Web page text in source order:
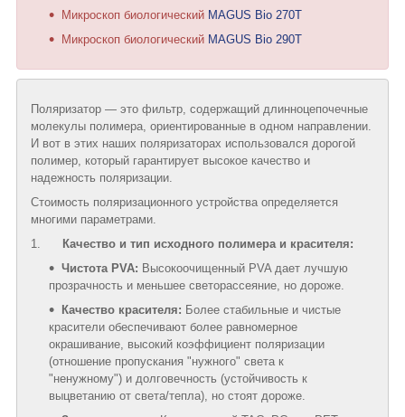
Микроскоп биологический MAGUS Bio 270T
Микроскоп биологический MAGUS Bio 290T
Поляризатор — это фильтр, содержащий длинноцепочечные
молекулы полимера, ориентированные в одном направлении.
И вот в этих наших поляризаторах использовался дорогой
полимер, который гарантирует высокое качество и
надежность поляризации.
Стоимость поляризационного устройства определяется
многими параметрами.
1.
Качество и тип исходного полимера и красителя:
Чистота PVA: Высокоочищенный PVA дает лучшую
прозрачность и меньшее светорассеяние, но дороже.
Качество красителя: Более стабильные и чистые
красители обеспечивают более равномерное
окрашивание, высокий коэффициент поляризации
(отношение пропускания "нужного" света к
"ненужному") и долговечность (устойчивость к
выцветанию от света/тепла), но стоят дороже.